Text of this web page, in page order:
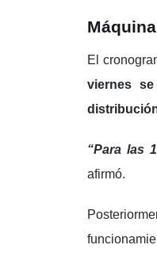
El
viernes
“Para las
afirmó.